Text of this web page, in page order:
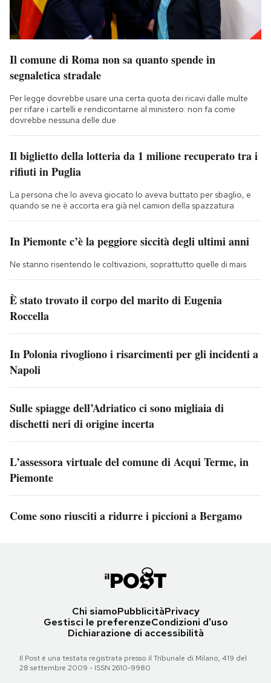
Il comune di Roma non sa quanto spende in
segnaletica stradale
Per legge dovrebbe usare una certa quota dei ricavi dalle multe
per rifare i cartelli e rendicontarne al ministero: non fa come
dovrebbe nessuna delle due
Il biglietto della lotteria da 1 milione recuperato tra i
rifiuti in Puglia
La persona che lo aveva giocato lo aveva buttato per sbaglio, e
quando se ne è accorta era già nel camion della spazzatura
In Piemonte c’è la peggiore siccità degli ultimi anni
Ne stanno risentendo le coltivazioni, soprattutto quelle di mais
È stato trovato il corpo del marito di Eugenia
Roccella
In Polonia rivogliono i risarcimenti per gli incidenti a
Napoli
Sulle spiagge dell’Adriatico ci sono migliaia di
dischetti neri di origine incerta
L’assessora virtuale del comune di Acqui Terme, in
Piemonte
Come sono riusciti a ridurre i piccioni a Bergamo
Chi siamoPubblicitàPrivacy
Gestisci le preferenzeCondizioni d'uso
Dichiarazione di accessibilità
Il Post è una testata registrata presso il Tribunale di Milano, 419 del
28 settembre 2009 - ISSN 2610-9980